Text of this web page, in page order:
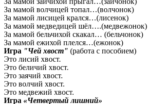
За мамой волчицей топал…(волчонок)
За мамой лисицей крался…(лисенок)
За мамой медведицей шёл….(медвежонок)
За мамой бельчихой скакал… (бельчонок)
За мамой ежихой плелся…(ежонок)
Игра "Чей хвост" (работа с пособием)
Это лисий хвост.
Это беличий хвост.
Это заячий хвост.
Это волчий хвост.
Это медвежий хвост.
Игра «Четвертый лишний»